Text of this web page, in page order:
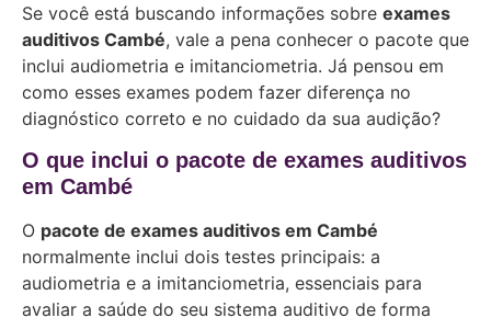
Se você está buscando informações sobre exames
auditivos Cambé, vale a pena conhecer o pacote que
inclui audiometria e imitanciometria. Já pensou em
como esses exames podem fazer diferença no
diagnóstico correto e no cuidado da sua audição?
O que inclui o pacote de exames auditivos
em Cambé
O pacote de exames auditivos em Cambé
normalmente inclui dois testes principais: a
audiometria e a imitanciometria, essenciais para
avaliar a saúde do seu sistema auditivo de forma